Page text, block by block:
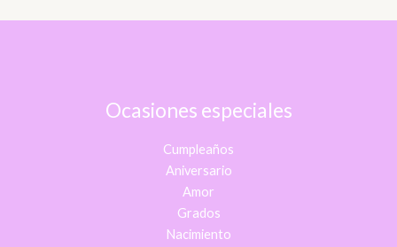
Ocasiones especiales
Cumpleaños
Aniversario
Amor
Grados
Nacimiento